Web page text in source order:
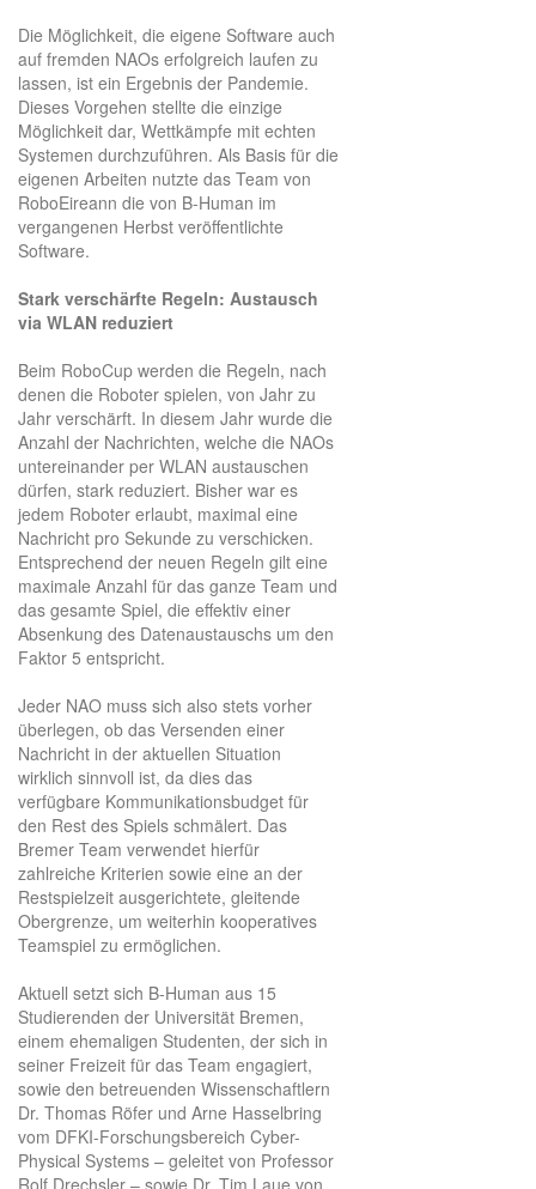
Die Möglichkeit, die eigene Software auch
auf fremden NAOs erfolgreich laufen zu
lassen, ist ein Ergebnis der Pandemie.
Dieses Vorgehen stellte die einzige
Möglichkeit dar, Wettkämpfe mit echten
Systemen durchzuführen. Als Basis für die
eigenen Arbeiten nutzte das Team von
RoboEireann die von B-Human im
vergangenen Herbst veröffentlichte
Software.
Stark verschärfte Regeln: Austausch
via WLAN reduziert
Beim RoboCup werden die Regeln, nach
denen die Roboter spielen, von Jahr zu
Jahr verschärft. In diesem Jahr wurde die
Anzahl der Nachrichten, welche die NAOs
untereinander per WLAN austauschen
dürfen, stark reduziert. Bisher war es
jedem Roboter erlaubt, maximal eine
Nachricht pro Sekunde zu verschicken.
Entsprechend der neuen Regeln gilt eine
maximale Anzahl für das ganze Team und
das gesamte Spiel, die effektiv einer
Absenkung des Datenaustauschs um den
Faktor 5 entspricht.
Jeder NAO muss sich also stets vorher
überlegen, ob das Versenden einer
Nachricht in der aktuellen Situation
wirklich sinnvoll ist, da dies das
verfügbare Kommunikationsbudget für
den Rest des Spiels schmälert. Das
Bremer Team verwendet hierfür
zahlreiche Kriterien sowie eine an der
Restspielzeit ausgerichtete, gleitende
Obergrenze, um weiterhin kooperatives
Teamspiel zu ermöglichen.
Aktuell setzt sich B-Human aus 15
Studierenden der Universität Bremen,
einem ehemaligen Studenten, der sich in
seiner Freizeit für das Team engagiert,
sowie den betreuenden Wissenschaftlern
Dr. Thomas Röfer und Arne Hasselbring
vom DFKI-Forschungsbereich Cyber-
Physical Systems – geleitet von Professor
Rolf Drechsler – sowie Dr. Tim Laue von